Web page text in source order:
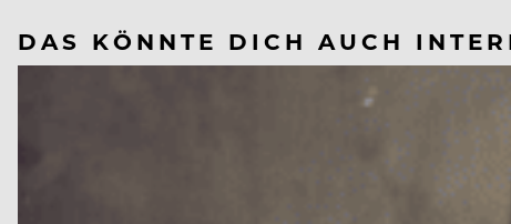
DAS KÖNNTE DICH AUCH